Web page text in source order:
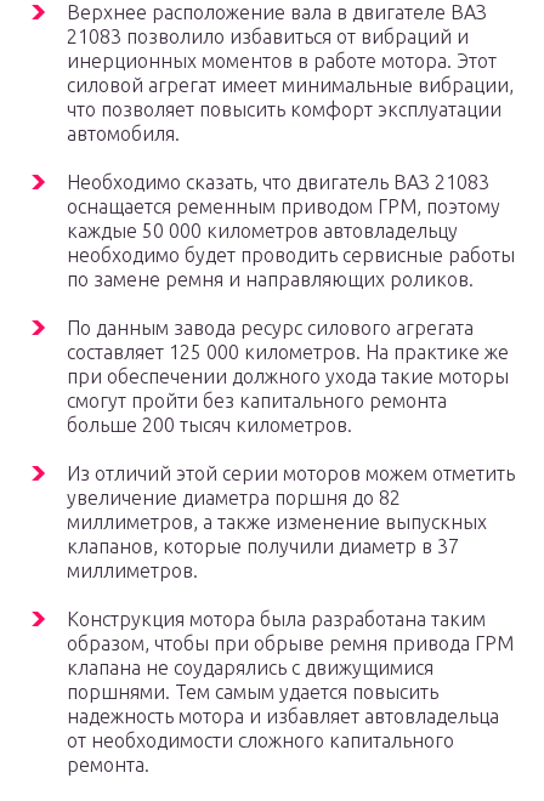
Верхнее расположение вала в двигателе ВАЗ
21083 позволило избавиться от вибраций и
инерционных моментов в работе мотора. Этот
силовой агрегат имеет минимальные вибрации,
что позволяет повысить комфорт эксплуатации
автомобиля.
Необходимо сказать, что двигатель ВАЗ 21083
оснащается ременным приводом ГРМ, поэтому
каждые 50 000 километров автовладельцу
необходимо будет проводить сервисные работы
по замене ремня и направляющих роликов.
По данным завода ресурс силового агрегата
составляет 125 000 километров. На практике же
при обеспечении должного ухода такие моторы
смогут пройти без капитального ремонта
больше 200 тысяч километров.
Из отличий этой серии моторов можем отметить
увеличение диаметра поршня до 82
миллиметров, а также изменение выпускных
клапанов, которые получили диаметр в 37
миллиметров.
Конструкция мотора была разработана таким
образом, чтобы при обрыве ремня привода ГРМ
клапана не соударялись с движущимися
поршнями. Тем самым удается повысить
надежность мотора и избавляет автовладельца
от необходимости сложного капитального
ремонта.